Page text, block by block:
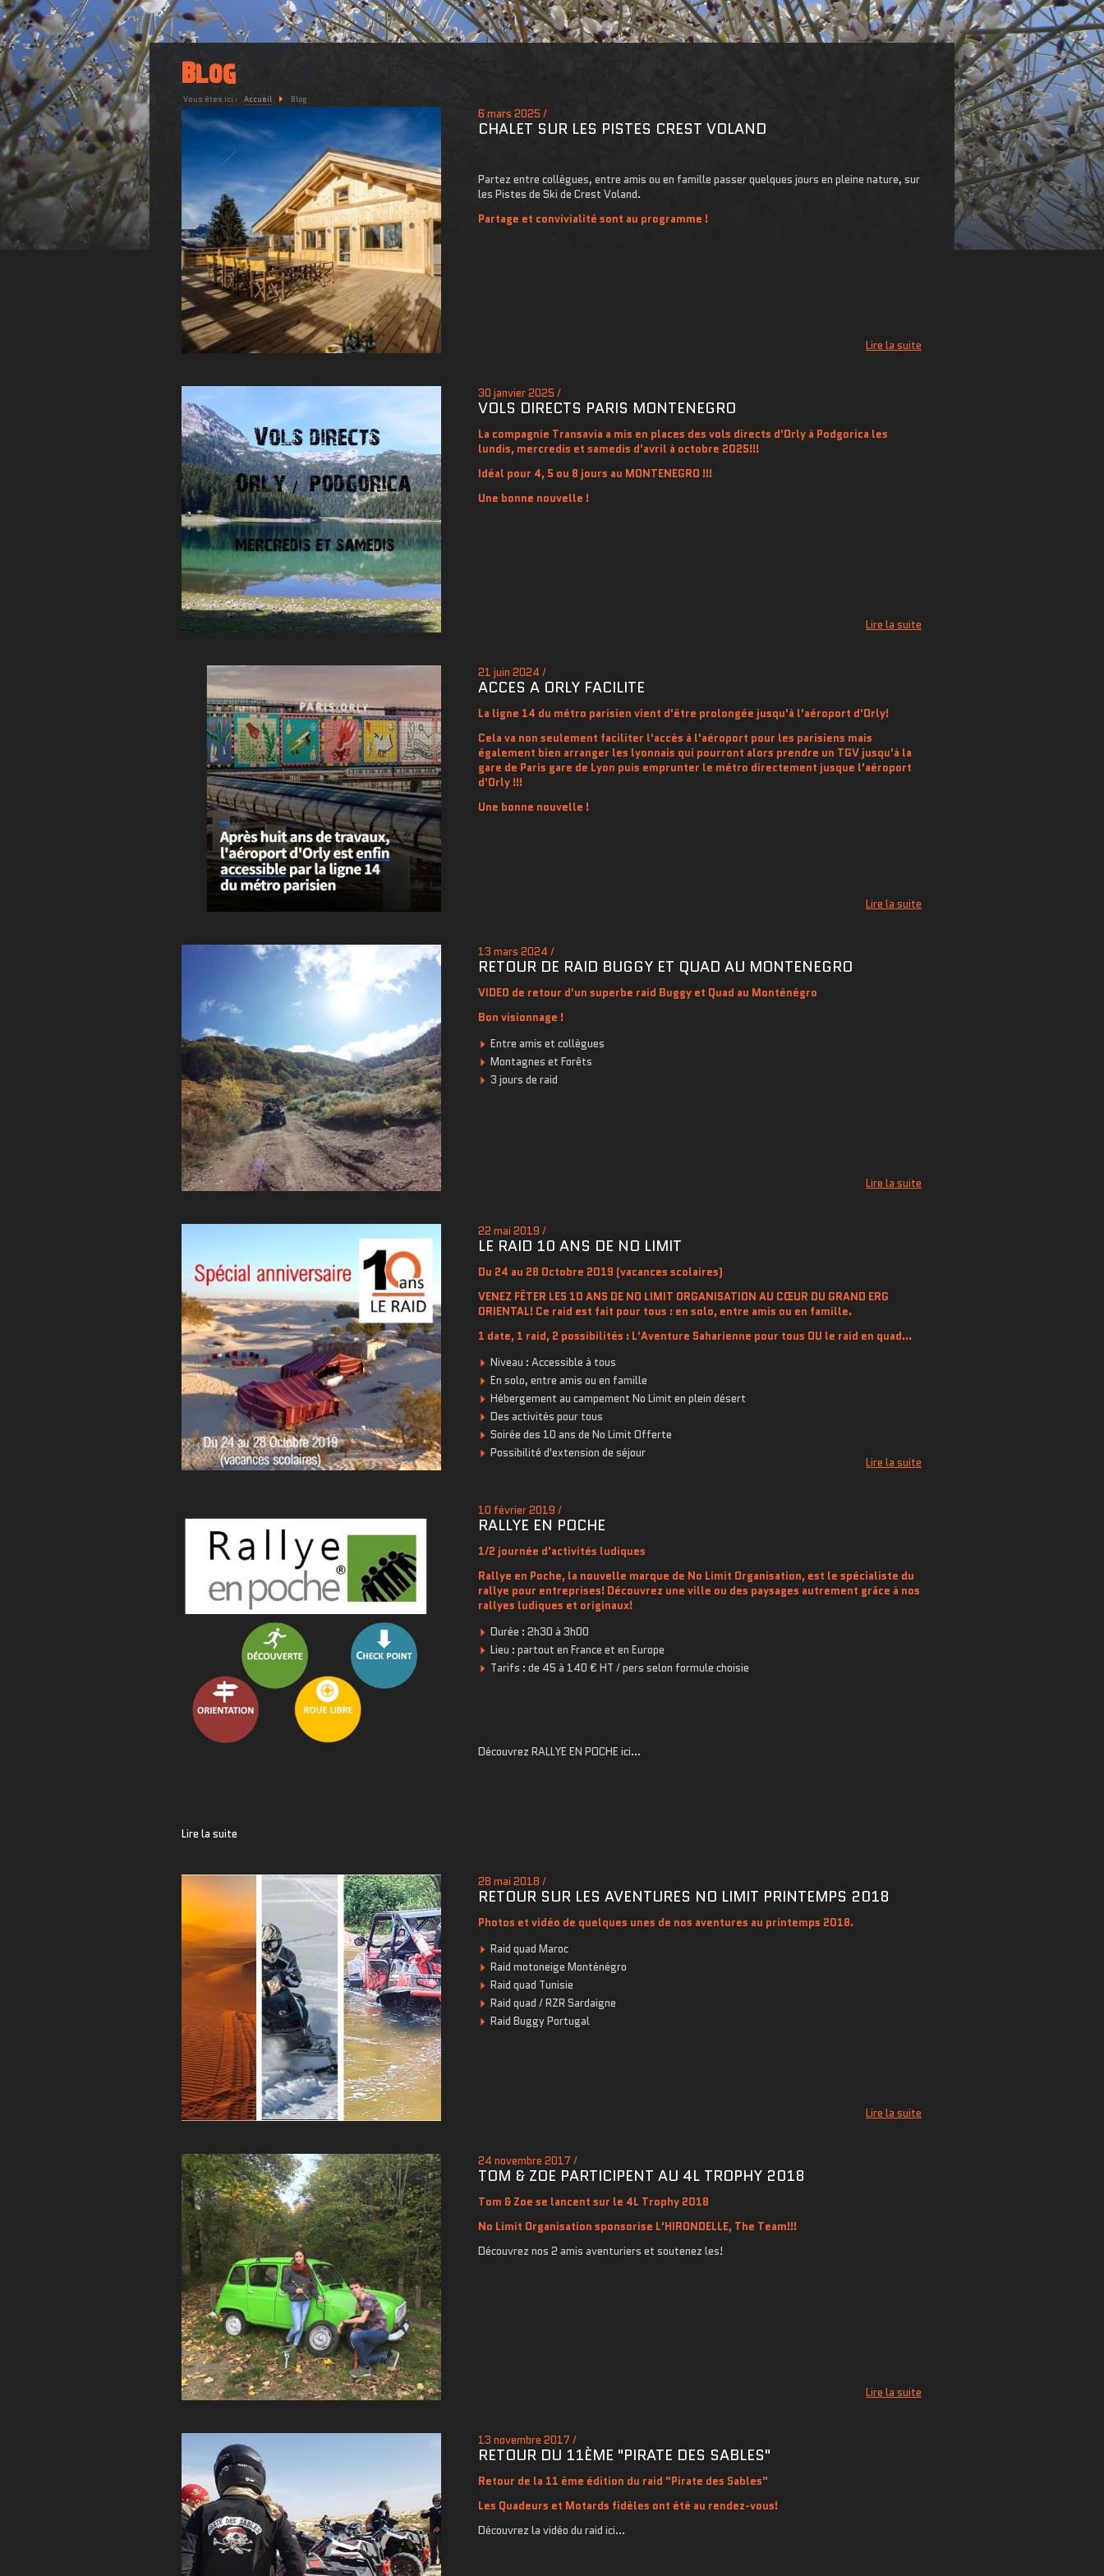
Vous êtes ici : Accueil Blog
Blog
6 mars 2025 /
CHALET SUR LES PISTES CREST VOLAND
Partez entre collègues, entre amis ou en famille passer quelques jours en pleine nature, sur
les Pistes de Ski de Crest Voland.
Partage et convivialité sont au programme !
Lire la suite
30 janvier 2025 /
VOLS DIRECTS PARIS MONTENEGRO
La compagnie Transavia a mis en places des vols directs d'Orly à Podgorica les
lundis, mercredis et samedis d'avril à octobre 2025!!!
Idéal pour 4, 5 ou 8 jours au MONTENEGRO !!!
Une bonne nouvelle !
Lire la suite
21 juin 2024 /
ACCES A ORLY FACILITE
La ligne 14 du métro parisien vient d'être prolongée jusqu'à l'aéroport d'Orly!
Cela va non seulement faciliter l'accès à l'aéroport pour les parisiens mais
également bien arranger les lyonnais qui pourront alors prendre un TGV jusqu'à la
gare de Paris gare de Lyon puis emprunter le métro directement jusque l'aéroport
d'Orly !!!
Une bonne nouvelle !
Lire la suite
13 mars 2024 /
RETOUR DE RAID BUGGY ET QUAD AU MONTENEGRO
VIDEO de retour d'un superbe raid Buggy et Quad au Monténégro
Bon visionnage !
Entre amis et collègues
Montagnes et Forêts
3 jours de raid
Lire la suite
22 mai 2019 /
LE RAID 10 ANS DE NO LIMIT
Du 24 au 28 Octobre 2019 (vacances scolaires)
VENEZ FÊTER LES 10 ANS DE NO LIMIT ORGANISATION AU CŒUR DU GRAND ERG
ORIENTAL! Ce raid est fait pour tous : en solo, entre amis ou en famille.
1 date, 1 raid, 2 possibilités : L'Aventure Saharienne pour tous OU le raid en quad...
Niveau : Accessible à tous
En solo, entre amis ou en famille
Hébergement au campement No Limit en plein désert
Des activités pour tous
Soirée des 10 ans de No Limit Offerte
Possibilité d'extension de séjour
Lire la suite
10 février 2019 /
RALLYE EN POCHE
1/2 journée d'activités ludiques
Rallye en Poche, la nouvelle marque de No Limit Organisation, est le spécialiste du
rallye pour entreprises! Découvrez une ville ou des paysages autrement grâce à nos
rallyes ludiques et originaux!
Durée : 2h30 à 3h00
Lieu : partout en France et en Europe
Tarifs : de 45 à 140 € HT / pers selon formule choisie
Découvrez RALLYE EN POCHE ici...
Lire la suite
28 mai 2018 /
RETOUR SUR LES AVENTURES NO LIMIT PRINTEMPS 2018
Photos et vidéo de quelques unes de nos aventures au printemps 2018.
Raid quad Maroc
Raid motoneige Monténégro
Raid quad Tunisie
Raid quad / RZR Sardaigne
Raid Buggy Portugal
Lire la suite
24 novembre 2017 /
TOM & ZOE PARTICIPENT AU 4L TROPHY 2018
Tom & Zoe se lancent sur le 4L Trophy 2018
No Limit Organisation sponsorise L'HIRONDELLE, The Team!!!
Découvrez nos 2 amis aventuriers et soutenez les!
Lire la suite
13 novembre 2017 /
RETOUR DU 11ÈME "PIRATE DES SABLES"
Retour de la 11 ème édition du raid "Pirate des Sables"
Les Quadeurs et Motards fidèles ont été au rendez-vous!
Découvrez la vidéo du raid ici...